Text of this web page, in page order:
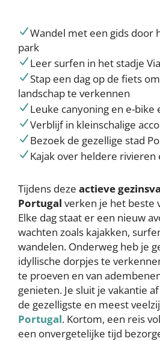
Wandel met een gids door
park
Leer surfen in het stadje
Stap een dag op de fiets
landschap te verkennen
Leuke canyoning en e-bike
Verblijf in kleinschalige
Bezoek de gezellige stad
Kajak over heldere rivieren
Tijdens deze actieve
Portugal verken je het beste
Elke dag staat er een nieuw
wachten zoals kajakken,
wandelen. Onderweg heb je
idyllische dorpjes te
te proeven en van
genieten. Je sluit je vakantie
de gezelligste en meest
Portugal. Kortom, een reis
een onvergetelijke tijd